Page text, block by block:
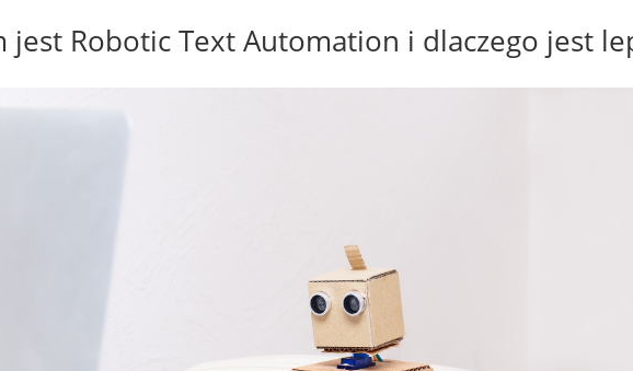
jest Robotic Text Automation i dlaczego jest